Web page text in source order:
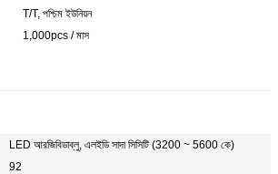
T/T, পশ্চিম ইউনিয়ন
1,000pcs / মাস
LED আরজিবিডাব্লু, এলইডি সাদা সিসিটি (3200 ~ 5600 কে)
92